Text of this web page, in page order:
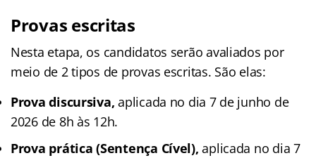
Provas escritas
Nesta etapa, os candidatos serão avaliados por
meio de 2 tipos de provas escritas. São elas:
Prova discursiva,aplicada no dia 7 de junho de
2026 de 8h às 12h.
Prova prática (Sentença Cível), aplicada no dia 7